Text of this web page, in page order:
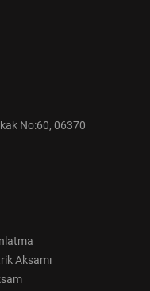
No:60, 06370
Aksamı